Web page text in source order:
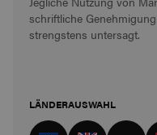
schriftliche
strengstens untersagt.
LÄNDERAUSWAHL